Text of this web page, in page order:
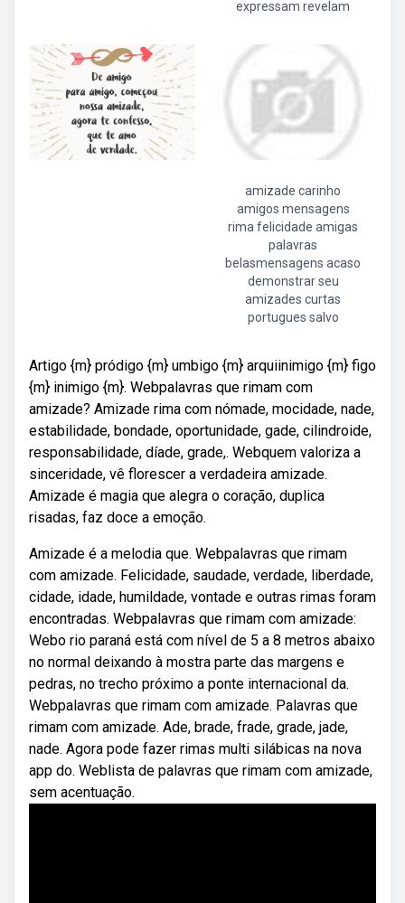
expressam revelam
amizade carinho
amigos mensagens
rima felicidade amigas
palavras
belasmensagens acaso
demonstrar seu
amizades curtas
portugues salvo
Artigo {m} pródigo {m} umbigo {m} arquiinimigo {m} figo
{m} inimigo {m}. Webpalavras que rimam com
amizade? Amizade rima com nómade, mocidade, nade,
estabilidade, bondade, oportunidade, gade, cilindroide,
responsabilidade, díade, grade,. Webquem valoriza a
sinceridade, vê florescer a verdadeira amizade.
Amizade é magia que alegra o coração, duplica
risadas, faz doce a emoção.
Amizade é a melodia que. Webpalavras que rimam
com amizade. Felicidade, saudade, verdade, liberdade,
cidade, idade, humildade, vontade e outras rimas foram
encontradas. Webpalavras que rimam com amizade:
Webo rio paraná está com nível de 5 a 8 metros abaixo
no normal deixando à mostra parte das margens e
pedras, no trecho próximo a ponte internacional da.
Webpalavras que rimam com amizade. Palavras que
rimam com amizade. Ade, brade, frade, grade, jade,
nade. Agora pode fazer rimas multi silábicas na nova
app do. Weblista de palavras que rimam com amizade,
sem acentuação.